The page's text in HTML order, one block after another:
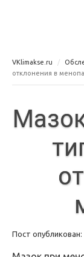
VKlimakse.ru
отклонения в
Пост опубликован: